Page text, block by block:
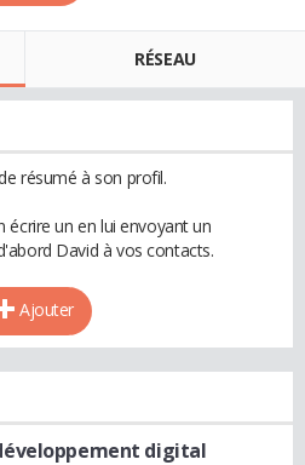
RÉSEAU
résumé à son profil.
écrire un en lui envoyant un
David à vos contacts.
Ajouter
digital